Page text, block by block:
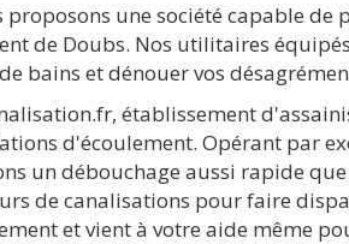
proposons une société capable
de Doubs. Nos utilitaires
bains et dénouer vos
établissement
d'écoulement. Opérant par
un débouchage aussi rapide
de canalisations pour faire
et vient à votre aide même